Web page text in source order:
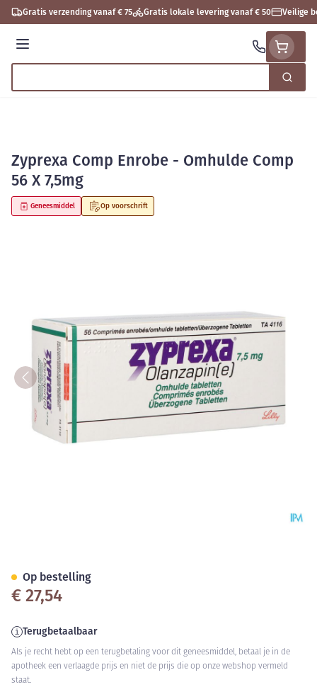
Ga naar de inhoud
Gratis verzending vanaf € 75 Gratis lokale levering vanaf € 50 Veilige
Menu
Zoek
Zyprexa Comp Enrobe - Omhulde Comp
56 X 7,5mg
Op voorschrift
Geneesmiddel
€ 27,54
Terugbetaalbaar
Als je recht hebt op een terugbetaling voor dit geneesmiddel, betaal je in de
apotheek een verlaagde prijs en niet de prijs die op onze webshop vermeld
staat.
Op bestelling